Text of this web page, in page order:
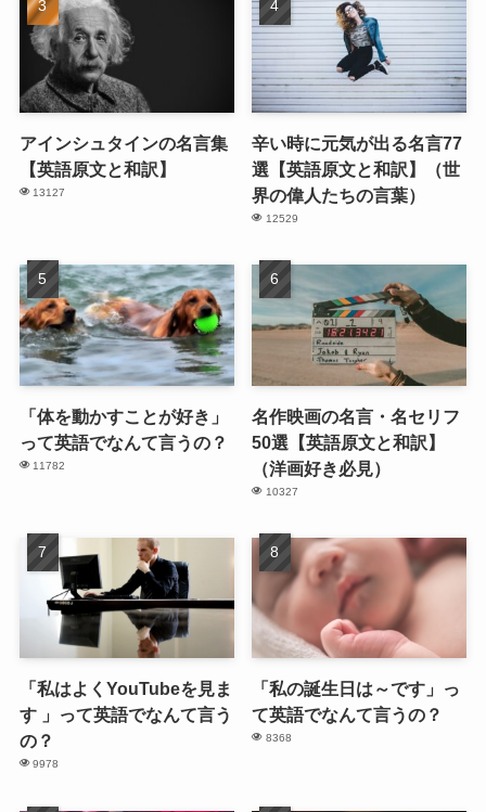
アインシュタインの名言集
【英語原文と和訳】
13127
辛い時に元気が出る名言77
選【英語原文と和訳】（世
界の偉人たちの言葉）
12529
「体を動かすことが好き」
って英語でなんて言うの？
11782
名作映画の名言・名セリフ
50選【英語原文と和訳】
（洋画好き必見）
10327
「私はよくYouTubeを見ま
す 」って英語でなんて言う
の？
9978
「私の誕生日は～です」っ
て英語でなんて言うの？
8368